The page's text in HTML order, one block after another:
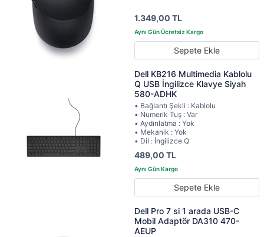
1.349,00 TL
Sepete Ekle
Dell KB216 Multimedia Kablolu
Q USB İngilizce Klavye Siyah
580-ADHK
• Bağlantı Şekli : Kablolu
• Numerik Tuş : Var
• Aydınlatma : Yok
• Mekanik : Yok
• Dil : İngilizce Q
489,00 TL
Sepete Ekle
Dell Pro 7 si 1 arada USB-C
Mobil Adaptör DA310 470-
AEUP